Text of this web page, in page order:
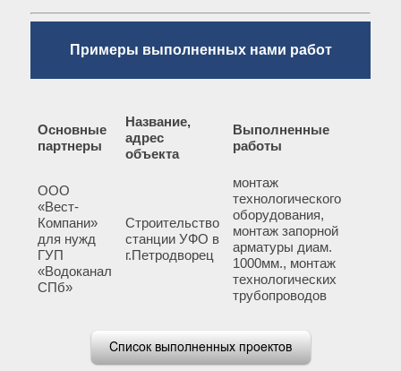
Примеры выполненных нами работ
Основные
партнеры
Название,
адрес
объекта
Выполненные
работы
ООО
«Вест-
Компани»
для нужд
ГУП
«Водоканал
СПб»
Строительство
станции УФО в
г.Петродворец
монтаж
технологического
оборудования,
монтаж запорной
арматуры диам.
1000мм., монтаж
технологических
трубопроводов